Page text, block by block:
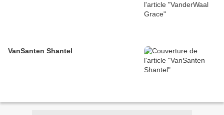
VanSanten Shantel